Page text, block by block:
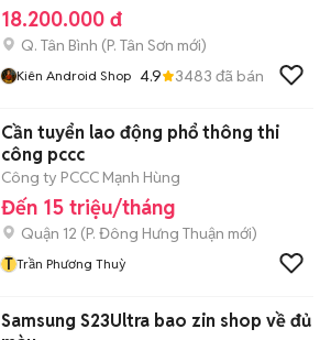
18.200.000 đ
Q. Tân Bình (P. Tân Sơn mới)
Kiên Android Shop 4.9 3483 đã bán
Cần tuyển lao động phổ thông thi
công pccc
Công ty PCCC Mạnh Hùng
Đến 15 triệu/tháng
Quận 12 (P. Đông Hưng Thuận mới)
T Trần Phương Thuỳ
Samsung S23Ultra bao zin shop về đủ